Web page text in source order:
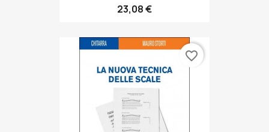
23,08 €
favorite_border